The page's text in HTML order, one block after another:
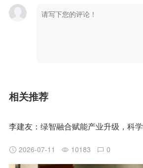
相关推荐
李建友：绿智融合赋能产业升级，科
2026-07-11 10183 0